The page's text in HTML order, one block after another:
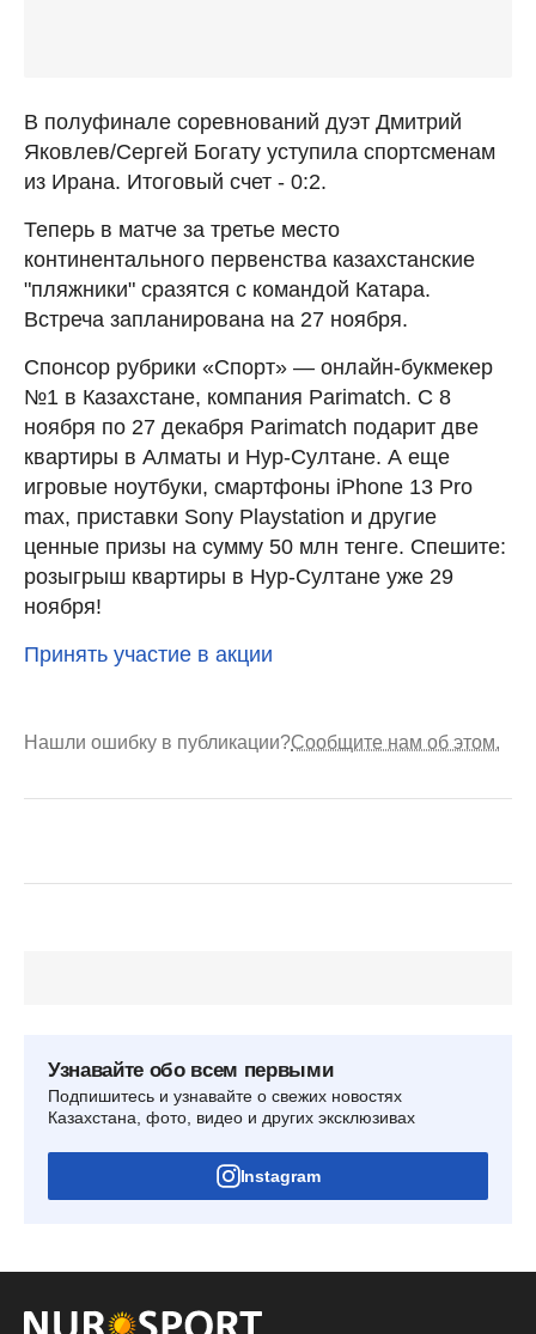
В полуфинале соревнований дуэт Дмитрий
Яковлев/Сергей Богату уступила спортсменам
из Ирана. Итоговый счет - 0:2.
Теперь в матче за третье место
континентального первенства казахстанские
"пляжники" сразятся с командой Катара.
Встреча запланирована на 27 ноября.
Спонсор рубрики «Спорт» — онлайн-букмекер
№1 в Казахстане, компания Parimatch. C 8
ноября по 27 декабря Parimatch подарит две
квартиры в Алматы и Нур-Султане. А еще
игровые ноутбуки, смартфоны iPhone 13 Pro
max, приставки Sony Playstation и другие
ценные призы на сумму 50 млн тенге. Спешите:
розыгрыш квартиры в Нур-Султане уже 29
ноября!
Принять участие в акции
Нашли ошибку в публикации?Сообщите нам об этом.
Узнавайте обо всем первыми
Подпишитесь и узнавайте о свежих новостях
Казахстана, фото, видео и других эксклюзивах
Instagram